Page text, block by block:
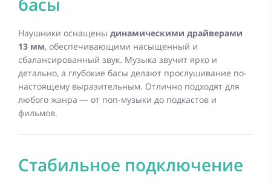
Наушники оснащены динамическими драйверами
13 мм, обеспечивающими насыщенный и
сбалансированный звук. Музыка звучит ярко и
детально, а глубокие басы делают прослушивание по-
настоящему выразительным. Отлично подходят для
любого жанра — от поп-музыки до подкастов и
фильмов.
Стабильное подключение